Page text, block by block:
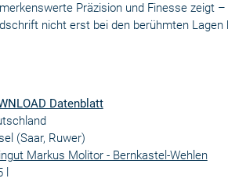
Präzision und Finesse zeigt –
nicht erst bei den berühmten Lagen
Datenblatt
(Saar, Ruwer)
Markus Molitor - Bernkastel-Wehlen
l